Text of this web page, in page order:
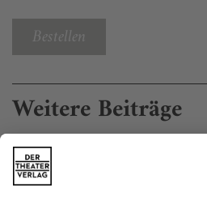
Bestellen
Weitere Beiträge
Aufführungen
Die interessantesten Premieren im
heute»-Redaktion